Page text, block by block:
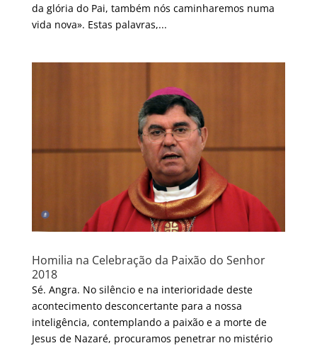
da glória do Pai, também nós caminharemos numa
vida nova». Estas palavras,...
Homilia na Celebração da Paixão do Senhor
2018
Sé. Angra. No silêncio e na interioridade deste
acontecimento desconcertante para a nossa
inteligência, contemplando a paixão e a morte de
Jesus de Nazaré, procuramos penetrar no mistério